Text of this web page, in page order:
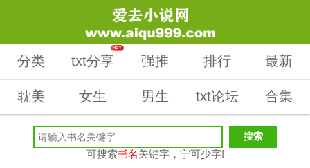
分类 txt分享
HOT
强推 排行 最新
耽美 女生 男生 txt论坛 合集
可搜索书名关键字，宁可少字!